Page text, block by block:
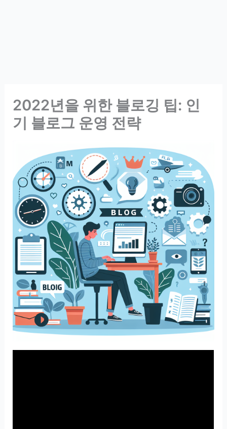
2022년을 위한 블로깅 팁: 인
기 블로그 운영 전략